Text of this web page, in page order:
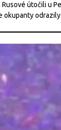
útočili u
okupanty odrazily.